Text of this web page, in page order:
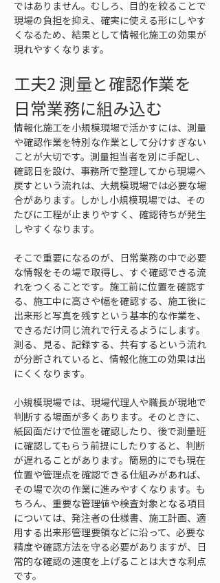
ではありません。むしろ、目的を絞ることで
現場の負担を抑え、確実に使える形にしやす
くなるため、結果として情報化施工の効果が
現れやすくなります。
工夫2 測量と確認作業を
日常業務に組み込む
情報化施工を小規模現場で活かすには、測量
や確認作業を特別な作業として分けすぎない
ことが大切です。測量担当者を別に手配し、
確認日を設け、事務所で整理してから現場へ
戻すという流れは、大規模現場では必要な場
合があります。しかし小規模現場では、その
たびに工程が止まりやすく、確認待ちが発生
しやすくなります。
そこで重要になるのが、日常業務の中で必要
な情報をその場で取得し、すぐ確認できる流
れをつくることです。施工前に位置を確認す
る、施工中に高さや幅を確認する、施工後に
出来形と写真を残すという基本的な作業を、
できるだけ同じ流れで行えるようにします。
測る、見る、記録する、共有するという流れ
が分断されていると、情報化施工の効果は出
にくくなります。
小規模現場では、現場代理人や職長が現地で
判断する場面が多くあります。そのときに、
紙図面だけで位置を確認したり、後で測量班
に確認してもらう前提にしたりすると、判断
が遅れることがあります。簡易的にでも現在
位置や管理点を確認できる仕組みがあれば、
その場で次の作業に進みやすくなります。も
ちろん、重要な管理値や検査対象となる項目
については、発注者の仕様書、施工計画、適
用する出来形管理要領などに沿って、必要な
精度や確認方法を守る必要がありますが、日
常的な確認の速度を上げることは大きな利点
です。